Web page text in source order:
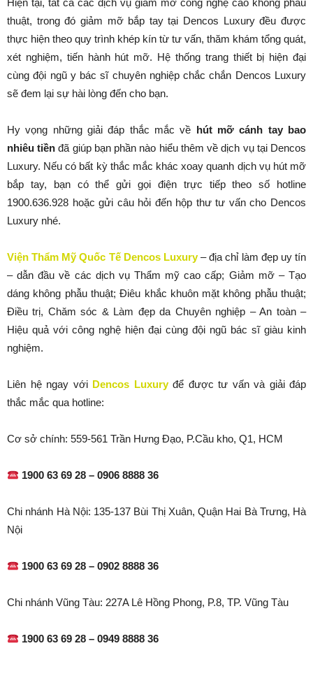
Hiện tại, tất cả các dịch vụ giảm mỡ công nghệ cao không phẫu
thuật, trong đó giảm mỡ bắp tay tại Dencos Luxury đều được
thực hiện theo quy trình khép kín từ tư vấn, thăm khám tổng quát,
xét nghiệm, tiến hành hút mỡ. Hệ thống trang thiết bị hiện đại
cùng đội ngũ y bác sĩ chuyên nghiệp chắc chắn Dencos Luxury
sẽ đem lại sự hài lòng đến cho bạn.
Hy vọng những giải đáp thắc mắc về hút mỡ cánh tay bao
nhiêu tiền đã giúp bạn phần nào hiểu thêm về dịch vụ tại Dencos
Luxury. Nếu có bất kỳ thắc mắc khác xoay quanh dịch vụ hút mỡ
bắp tay, bạn có thể gửi gọi điện trực tiếp theo số hotline
1900.636.928 hoặc gửi câu hỏi đến hộp thư tư vấn cho Dencos
Luxury nhé.
Viện Thẩm Mỹ Quốc Tế Dencos Luxury– địa chỉ làm đẹp uy tín
– dẫn đầu về các dịch vụ Thẩm mỹ cao cấp; Giảm mỡ – Tạo
dáng không phẫu thuật; Điêu khắc khuôn mặt không phẫu thuật;
Điều trị, Chăm sóc & Làm đẹp da Chuyên nghiệp – An toàn –
Hiệu quả với công nghệ hiện đại cùng đội ngũ bác sĩ giàu kinh
nghiệm.
Liên hệ ngay với Dencos Luxuryđể được tư vấn và giải đáp
thắc mắc qua hotline:
Cơ sở chính: 559-561 Trần Hưng Đạo, P.Cầu kho, Q1, HCM
1900 63 69 28 – 0906 8888 36
Chi nhánh Hà Nội: 135-137 Bùi Thị Xuân, Quận Hai Bà Trưng, Hà
Nội
1900 63 69 28 – 0902 8888 36
Chi nhánh Vũng Tàu: 227A Lê Hồng Phong, P.8, TP. Vũng Tàu
1900 63 69 28 – 0949 8888 36